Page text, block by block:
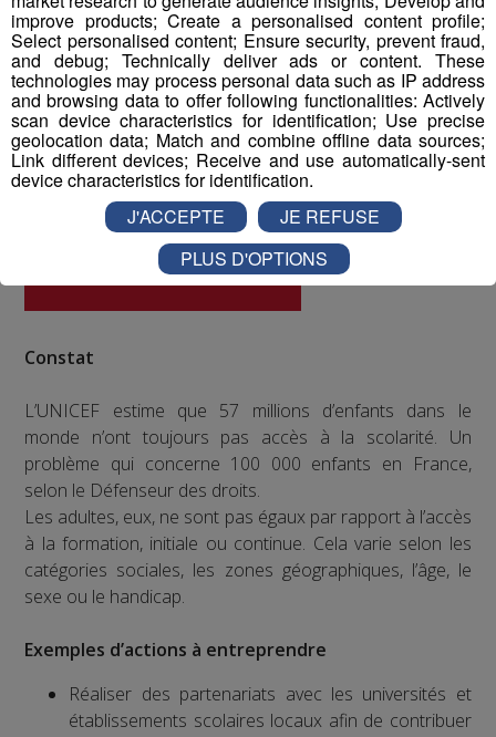
Constat
L’UNICEF estime que 57 millions d’enfants dans le
monde n’ont toujours pas accès à la scolarité. Un
problème qui concerne 100 000 enfants en France,
selon le Défenseur des droits.
Les adultes, eux, ne sont pas égaux par rapport à l’accès
à la formation, initiale ou continue. Cela varie selon les
catégories sociales, les zones géographiques, l’âge, le
sexe ou le handicap.
Exemples d’actions à entreprendre
Réaliser des partenariats avec les universités et
établissements scolaires locaux afin de contribuer
improve products; Create a personalised content profile;
Select personalised content; Ensure security, prevent fraud,
and debug; Technically deliver ads or content. These
technologies may process personal data such as IP address
and browsing data to offer following functionalities: Actively
scan device characteristics for identification; Use precise
geolocation data; Match and combine offline data sources;
Link different devices; Receive and use automatically-sent
device characteristics for identification.
J'ACCEPTE
JE REFUSE
PLUS D'OPTIONS